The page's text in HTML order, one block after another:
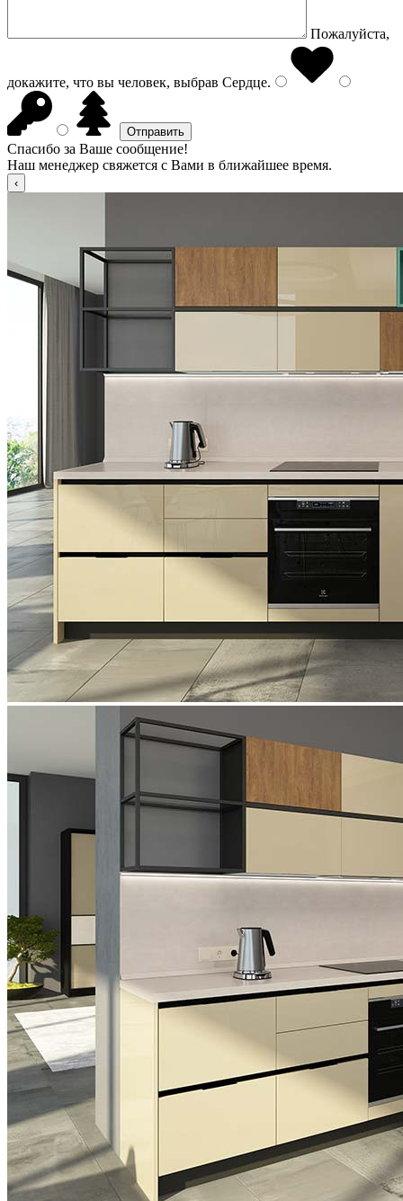
Пожалуйста,
докажите, что вы человек, выбрав Сердце.
Спасибо за Ваше сообщение!
Наш менеджер свяжется с Вами в ближайшее время.